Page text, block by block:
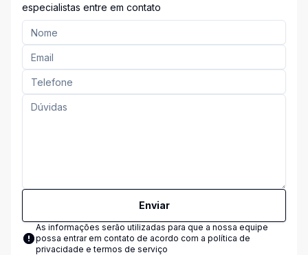
especialistas entre em contato
Enviar
As informações serão utilizadas para que a nossa equipe
possa entrar em contato de acordo com a política de
privacidade e termos de serviço